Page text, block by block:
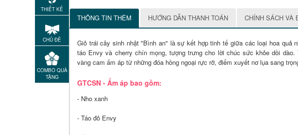
THIẾT KẾ
CHỦ ĐỀ
COMBO QUÀ
TẶNG
THÔNG TIN THÊM HƯỚNG DẪN THANH TOÁN CHÍNH SÁCH VÀ
Giỏ trái cây sinh nhật "Bình an" là sự kết hợp tinh tế giữa các loại hoa quả
táo Envy và cherry chín mọng, tượng trưng cho lời chúc sức khỏe dồi
vàng cam ấm áp từ những đóa hồng ngoại rực rỡ, điểm xuyết nơ lụa sang
GTCSN - Ấm áp bao gồm:
- Nho xanh
- Táo đỏ Envy